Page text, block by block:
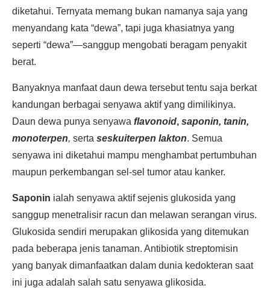
diketahui. Ternyata memang bukan namanya saja yang
menyandang kata “dewa”, tapi juga khasiatnya yang
seperti “dewa”—sanggup mengobati beragam penyakit
berat.
Banyaknya manfaat daun dewa tersebut tentu saja berkat
kandungan berbagai senyawa aktif yang dimilikinya.
Daun dewa punya senyawa flavonoid, saponin, tanin,
monoterpen, serta seskuiterpen lakton. Semua
senyawa ini diketahui mampu menghambat pertumbuhan
maupun perkembangan sel-sel tumor atau kanker.
Saponin ialah senyawa aktif sejenis glukosida yang
sanggup menetralisir racun dan melawan serangan virus.
Glukosida sendiri merupakan glikosida yang ditemukan
pada beberapa jenis tanaman. Antibiotik streptomisin
yang banyak dimanfaatkan dalam dunia kedokteran saat
ini juga adalah salah satu senyawa glikosida.